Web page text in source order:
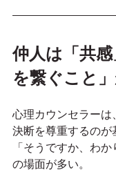
仲人は「共
を繋ぐこと
心理カウンセラーは
決断を尊重するのが
「そうですか、わ
の場面が多い。